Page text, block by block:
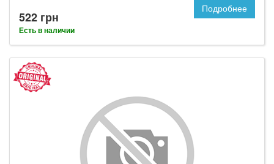
522 грн
Есть в наличии
Подробнее